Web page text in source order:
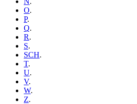
O.
P.
Q.
R.
S.
SCH.
T.
U.
V.
W.
Z.